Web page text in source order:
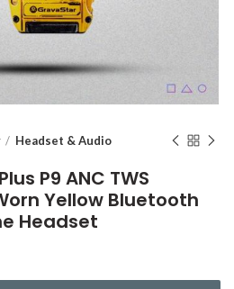
Headset & Audio
P9 ANC TWS
Yellow Bluetooth
Headset